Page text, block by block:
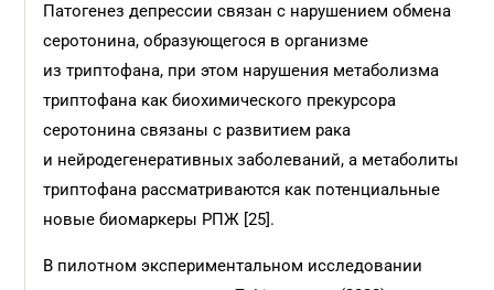
Патогенез депрессии связан с нарушением обмена
серотонина, образующегося в организме
из триптофана, при этом нарушения метаболизма
триптофана как биохимического прекурсора
серотонина связаны с развитием рака
и нейродегенеративных заболеваний, а метаболиты
триптофана рассматриваются как потенциальные
новые биомаркеры РПЖ [25].
В пилотном экспериментальном исследовании